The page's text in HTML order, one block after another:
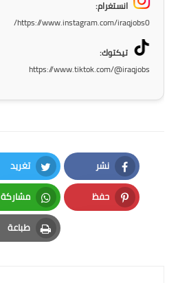
انستغرام:
https://www.instagram.com/iraqjobs0/
تيكتوك:
https://www.tiktok.com/@iraqjobs
نشر
Facebook
تغريد
Twitter
حفظ
Pinterest
مشاركة
Whatsapp
طباعة
Print